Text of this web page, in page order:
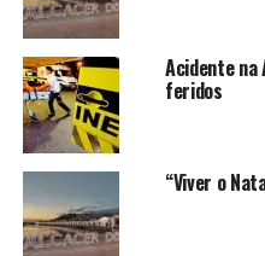
Acidente na
feridos
“Viver o